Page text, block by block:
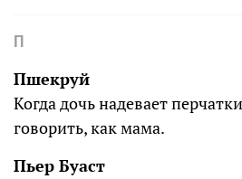
П
Пшекруй
Когда дочь надевает
говорить, как мама.
Пьер Буаст